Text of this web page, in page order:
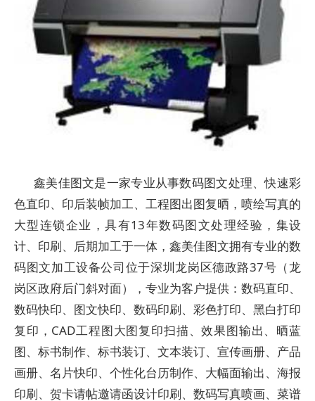
鑫美佳图文是一家专业从事数码图文处理、快速彩
色直印、印后装帧加工、工程图出图复晒，喷绘写真的
大型连锁企业，具有13年数码图文处理经验，集设
计、印刷、后期加工于一体，鑫美佳图文拥有专业的数
码图文加工设备公司位于深圳龙岗区德政路37号（龙
岗区政府后门斜对面），专业为客户提供：数码直印、
数码快印、图文快印、数码印刷、彩色打印、黑白打印
复印，CAD工程图大图复印扫描、效果图输出、晒蓝
图、标书制作、标书装订、文本装订、宣传画册、产品
画册、名片快印、个性化台历制作、大幅面输出、海报
印刷、贺卡请帖邀请函设计印刷、数码写真喷画、菜谱